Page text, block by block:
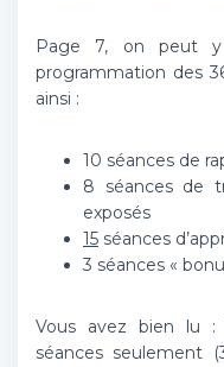
Page 7, on peut
programmation des
ainsi :
10 séances de
8 séances de
exposés
15 séances
3 séances «
Vous avez bien lu :
séances seulement